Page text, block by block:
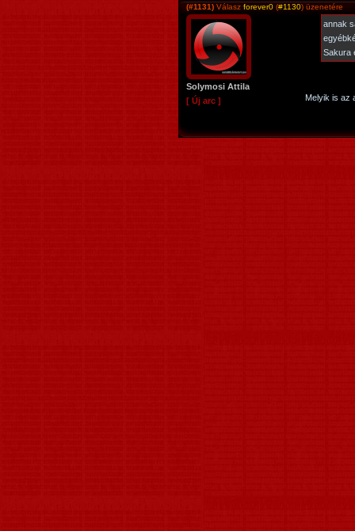
(#1131) Válasz forever0 (#1130) üzenetére
Solymosi Attila
[ Új arc ]
annak
Sakura
Melyik is az